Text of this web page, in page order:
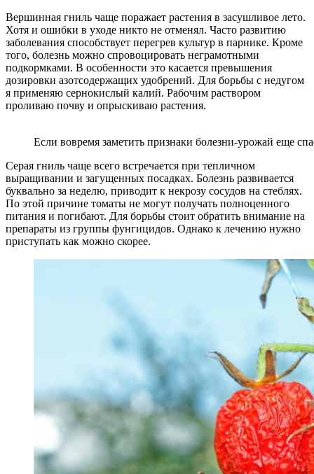
Вершинная гниль чаще поражает растения в засушливое лето.
Хотя и ошибки в уходе никто не отменял. Часто развитию
заболевания способствует перегрев культур в парнике. Кроме
того, болезнь можно спровоцировать неграмотными
подкормками. В особенности это касается превышения
дозировки азотсодержащих удобрений. Для борьбы с недугом
я применяю сернокислый калий. Рабочим раствором
проливаю почву и опрыскиваю растения.
Если вовремя заметить признаки болезни-урожай еще
Серая гниль чаще всего встречается при тепличном
выращивании и загущенных посадках. Болезнь развивается
буквально за неделю, приводит к некрозу сосудов на стеблях.
По этой причине томаты не могут получать полноценного
питания и погибают. Для борьбы стоит обратить внимание на
препараты из группы фунгицидов. Однако к лечению нужно
приступать как можно скорее.